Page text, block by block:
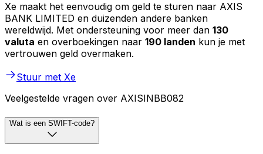
Xe maakt het eenvoudig om geld te sturen naar AXIS
BANK LIMITED en duizenden andere banken
wereldwijd. Met ondersteuning voor meer dan 130
valuta en overboekingen naar 190 landen kun je met
vertrouwen geld overmaken.
Stuur met Xe
Veelgestelde vragen over AXISINBB082
Wat is een SWIFT-code?